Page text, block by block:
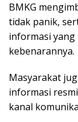
BMKG
tidak panik,
informasi
kebenarannya.
Masyarakat
informasi
kanal